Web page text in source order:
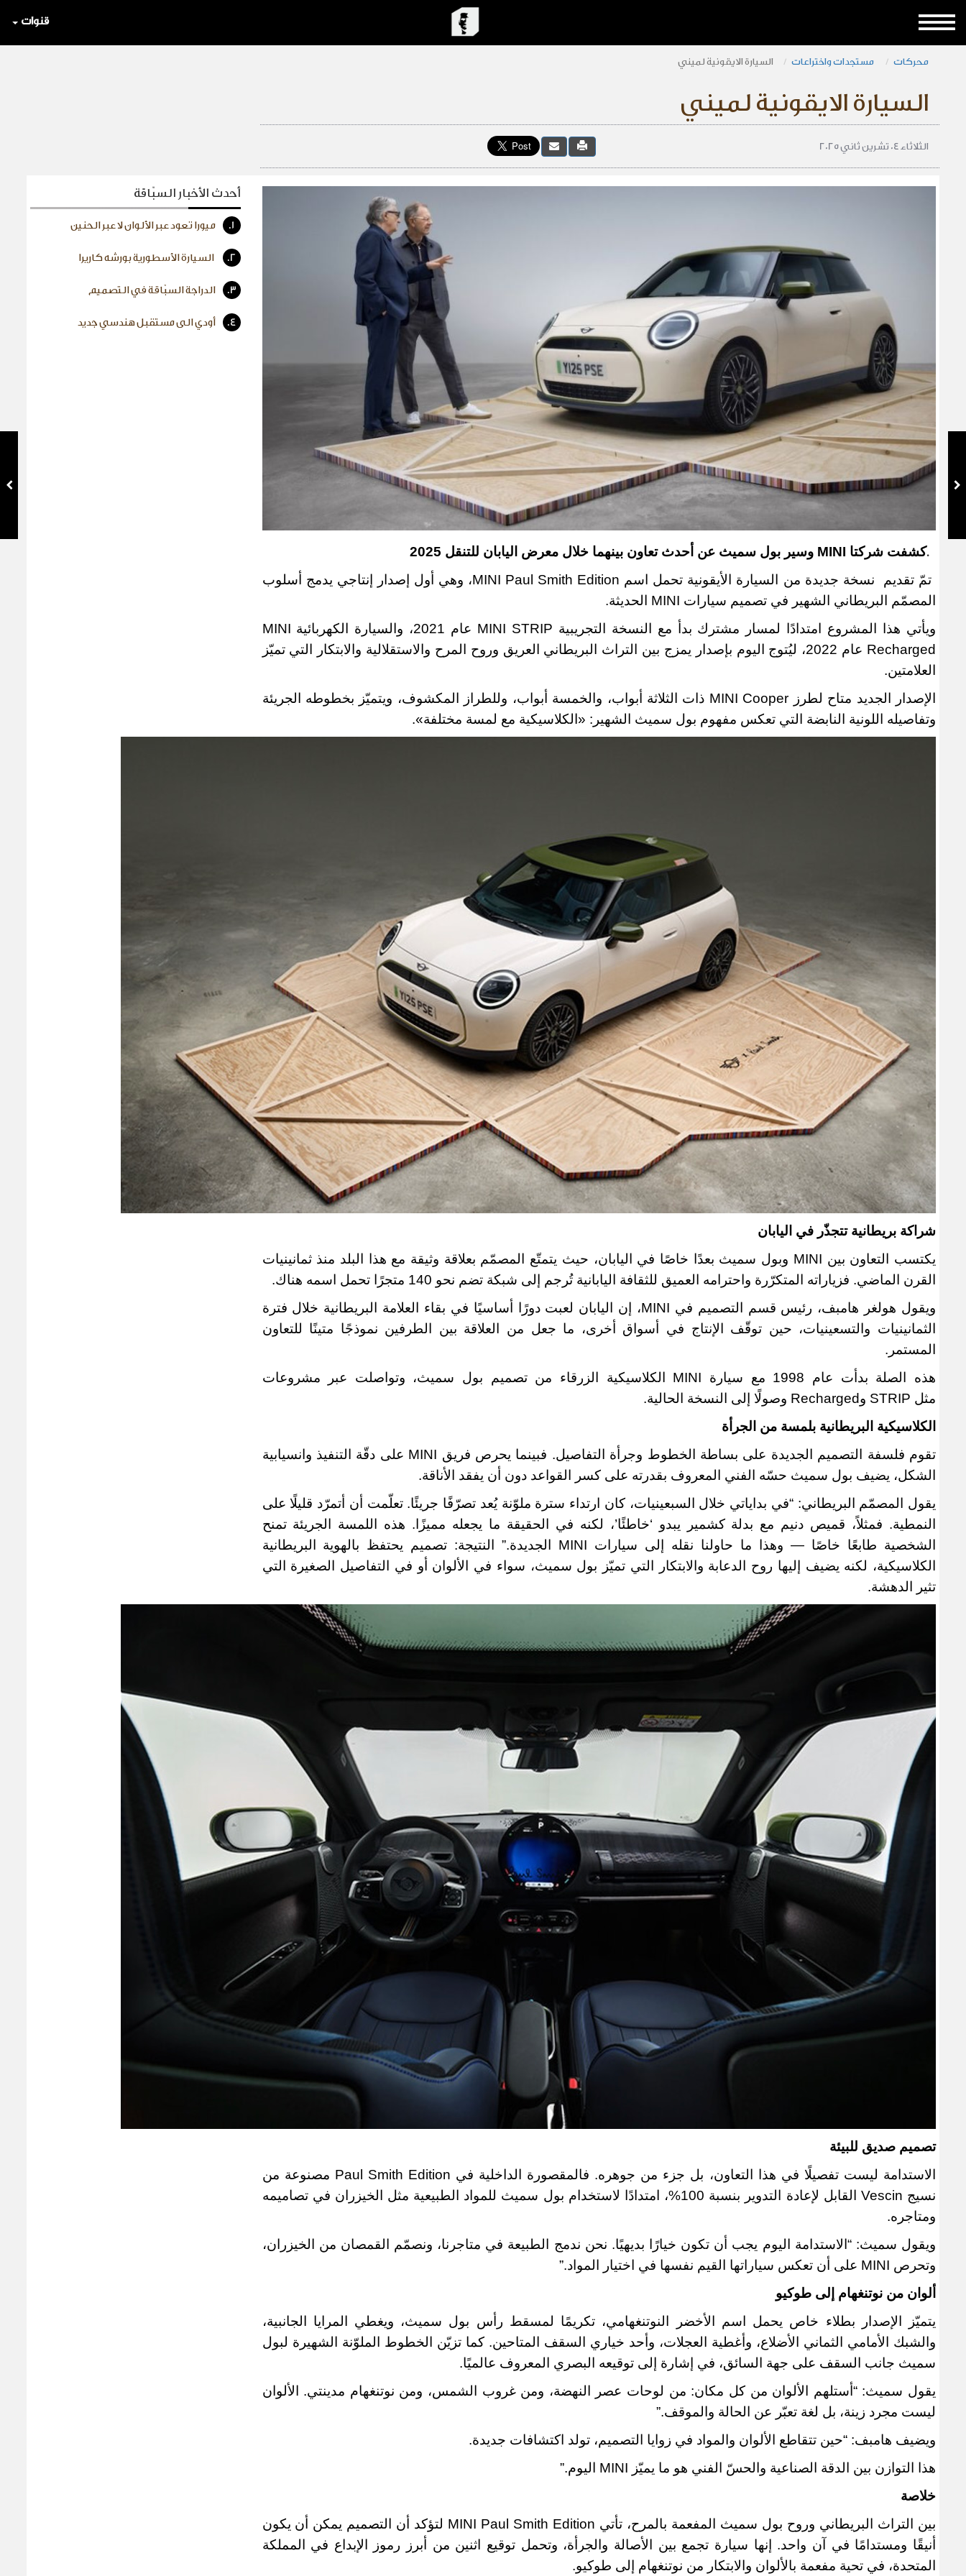
قنوات
محركات مستجدات واختراعات السيارة الايقونية لميني
السيارة الايقونية لميني
الثلاثاء 04 تشرين ثاني 2025
.كشفت شركتا
وسير بول سميث عن أحدث تعاون بينهما خلال معرض اليابان للتنقل 2025
تمّ تقديم نسخة جديدة من السيارة الأيقونية تحمل اسم
، وهي أول إصدار إنتاجي يدمج أسلوب
المصمّم البريطاني الشهير في تصميم سيارات
الحديثة.
ويأتي هذا المشروع امتدادًا لمسار مشترك بدأ مع النسخة التجريبية
عام 2021، والسيارة الكهربائية
MINI
Recharged
عام 2022، ليُتوج اليوم بإصدار يمزج بين التراث البريطاني العريق وروح المرح والاستقلالية والابتكار التي تميّز
العلامتين.
الإصدار الجديد متاح لطرز
ذات الثلاثة أبواب، والخمسة أبواب، وللطراز المكشوف، ويتميّز بخطوطه الجريئة
وتفاصيله اللونية النابضة التي تعكس مفهوم بول سميث الشهير: «الكلاسيكية مع لمسة مختلفة».
شراكة بريطانية تتجذّر في اليابان
يكتسب التعاون بين
وبول سميث بعدًا خاصًا في اليابان، حيث يتمتّع المصمّم بعلاقة وثيقة مع هذا البلد منذ ثمانينيات
القرن الماضي. فزياراته المتكرّرة واحترامه العميق للثقافة اليابانية تُرجم إلى شبكة تضم نحو 140 متجرًا تحمل اسمه هناك
.
ويقول هولغر هامبف، رئيس قسم التصميم في
، إن اليابان لعبت دورًا أساسيًا في بقاء العلامة البريطانية خلال فترة
الثمانينيات والتسعينيات، حين توقّف الإنتاج في أسواق أخرى، ما جعل من العلاقة بين الطرفين نموذجًا متينًا للتعاون
المستمر .
هذه الصلة بدأت عام 1998 مع سيارة
الكلاسيكية الزرقاء من تصميم بول سميث، وتواصلت عبر مشروعات
مثل
وRecharged وصولًا إلى النسخة الحالية.
الكلاسيكية البريطانية بلمسة من الجرأة
تقوم فلسفة التصميم الجديدة على بساطة الخطوط وجرأة التفاصيل. فبينما يحرص فريق
على دقّة التنفيذ وانسيابية
الشكل، يضيف بول سميث حسّه الفني المعروف بقدرته على كسر القواعد دون أن يفقد الأناقة.
يقول المصمّم البريطاني: “في بداياتي خلال السبعينيات، كان ارتداء سترة ملوّنة يُعد تصرّفًا جريئًا. تعلّمت أن أتمرّد قليلًا على
النمطية. فمثلاً، قميص دنيم مع بدلة كشمير يبدو ‘خاطئًا’، لكنه في الحقيقة ما يجعله مميزًا. هذه اللمسة الجريئة تمنح
الشخصية طابعًا خاصًا — وهذا ما حاولنا نقله إلى سيارات
الجديدة.” النتيجة: تصميم يحتفظ بالهوية البريطانية
الكلاسيكية، لكنه يضيف إليها روح الدعابة والابتكار التي تميّز بول سميث، سواء في الألوان أو في التفاصيل الصغيرة التي
تثير الدهشة.
تصميم صديق للبيئة
الاستدامة ليست تفصيلًا في هذا التعاون، بل جزء من جوهره. فالمقصورة الداخلية في
مصنوعة من
نسيج
القابل لإعادة التدوير بنسبة 100%، امتدادًا لاستخدام بول سميث للمواد الطبيعية مثل الخيزران في تصاميمه
ومتاجره.
ويقول سميث: “الاستدامة اليوم يجب أن تكون خيارًا بديهيًا. نحن ندمج الطبيعة في متاجرنا، ونصمّم القمصان من الخيزران،
وتحرص
على أن تعكس سياراتها القيم نفسها في اختيار المواد.”
ألوان من نوتنغهام إلى طوكيو
يتميّز الإصدار بطلاء خاص يحمل اسم الأخضر النوتنغهامي، تكريمًا لمسقط رأس بول سميث، ويغطي المرايا الجانبية،
والشبك الأمامي الثماني الأضلاع، وأغطية العجلات، وأحد خياري السقف المتاحين. كما تزيّن الخطوط الملوّنة الشهيرة لبول
سميث جانب السقف على جهة السائق، في إشارة إلى توقيعه البصري المعروف عالميًا.
يقول سميث: “أستلهم الألوان من كل مكان: من لوحات عصر النهضة، ومن غروب الشمس، ومن نوتنغهام مدينتي. الألوان
ليست مجرد زينة، بل لغة تعبّر عن الحالة والموقف.”
ويضيف هامبف: “حين تتقاطع الألوان والمواد في زوايا التصميم، تولد اكتشافات جديدة.
هذا التوازن بين الدقة الصناعية والحسّ الفني هو ما يميّز
اليوم.”
خلاصة
بين التراث البريطاني وروح بول سميث المفعمة بالمرح، تأتي
لتؤكد أن التصميم يمكن أن يكون
أنيقًا ومستدامًا في آن واحد. إنها سيارة تجمع بين الأصالة والجرأة، وتحمل توقيع اثنين من أبرز رموز الإبداع في المملكة
المتحدة، في تحية مفعمة بالألوان والابتكار من نوتنغهام إلى طوكيو.
أحدث الأخبار السبّاقة
1. ميورا تعود عبر الألوان لا عبر الحنين
2. السيارة الأسطورية بورشه كاريرا
3. الدراجة السبّاقة في التصميم
4. أودي الى مستقبل هندسي جديد